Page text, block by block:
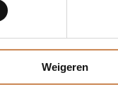
Weigeren
SPF
olie-